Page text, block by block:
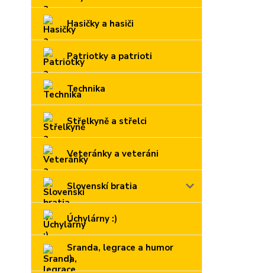
Hasičky a hasiči
Patriotky a patrioti
Technika
Střelkyně a střelci
Veteránky a veteráni
Slovenskí bratia
Úchylárny :)
Sranda, legrace a humor
:)